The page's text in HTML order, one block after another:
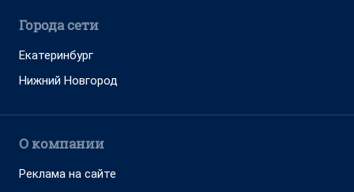
Города сети
Екатеринбург
Нижний Новгород
О компании
Реклама на сайте